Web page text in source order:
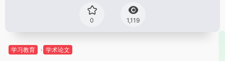
0 1,119
学习教育 学术论文